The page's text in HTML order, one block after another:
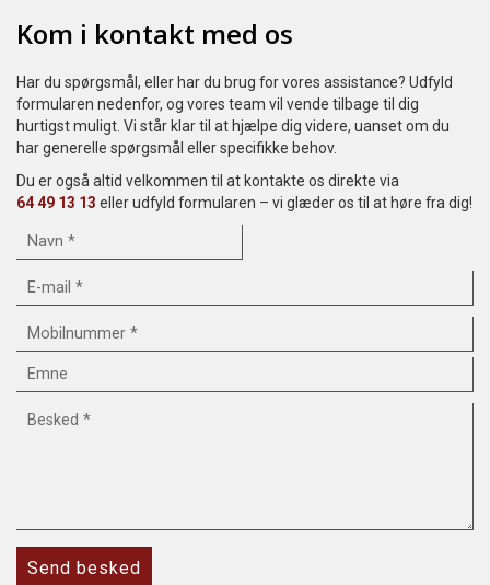
Kom i kontakt med os
Har du spørgsmål, eller har du brug for vores assistance? Udfyld
formularen nedenfor, og vores team vil vende tilbage til dig
hurtigst muligt. Vi står klar til at hjælpe dig videre, uanset om du
har generelle spørgsmål eller specifikke behov.
Du er også altid velkommen til at kontakte os direkte via
64 49 13 13 eller udfyld formularen – vi glæder os til at høre fra dig!
Emne